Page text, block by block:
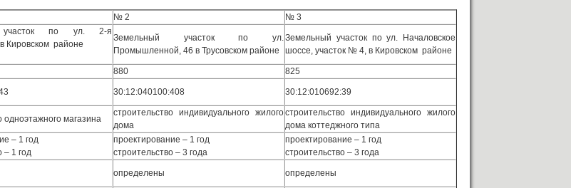
№ 2 № 3
участок по ул. 2-я
Кировском районе
Земельный участок по ул.
Промышленной, 46 в Трусовском районе
Земельный участок по ул. Началовское
шоссе, участок № 4, в Кировском районе
880
825
30:12:040100:408 30:12:010692:39
одноэтажного магазина
строительство индивидуального жилого
дома
строительство индивидуального жилого
дома коттеджного типа
– 1 год
– 1 год
проектирование – 1 год
строительство – 3 года
проектирование – 1 год
строительство – 3 года
определены определены